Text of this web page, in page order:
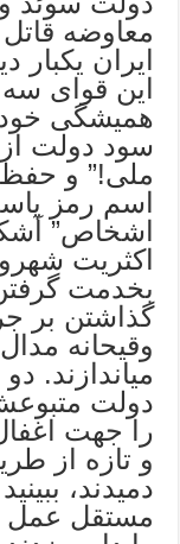
معاوضه
ایران یکبار
این قوای
همیشگی خود
سود دولت از
ملی!” و
اسم رمز
اشخاص”
اکثریت
بخدمت
گذاشتن بر
وقیحانه
میاندازند.
دولت
را جهت
و تازه از
دمیدند،
مستقل عمل